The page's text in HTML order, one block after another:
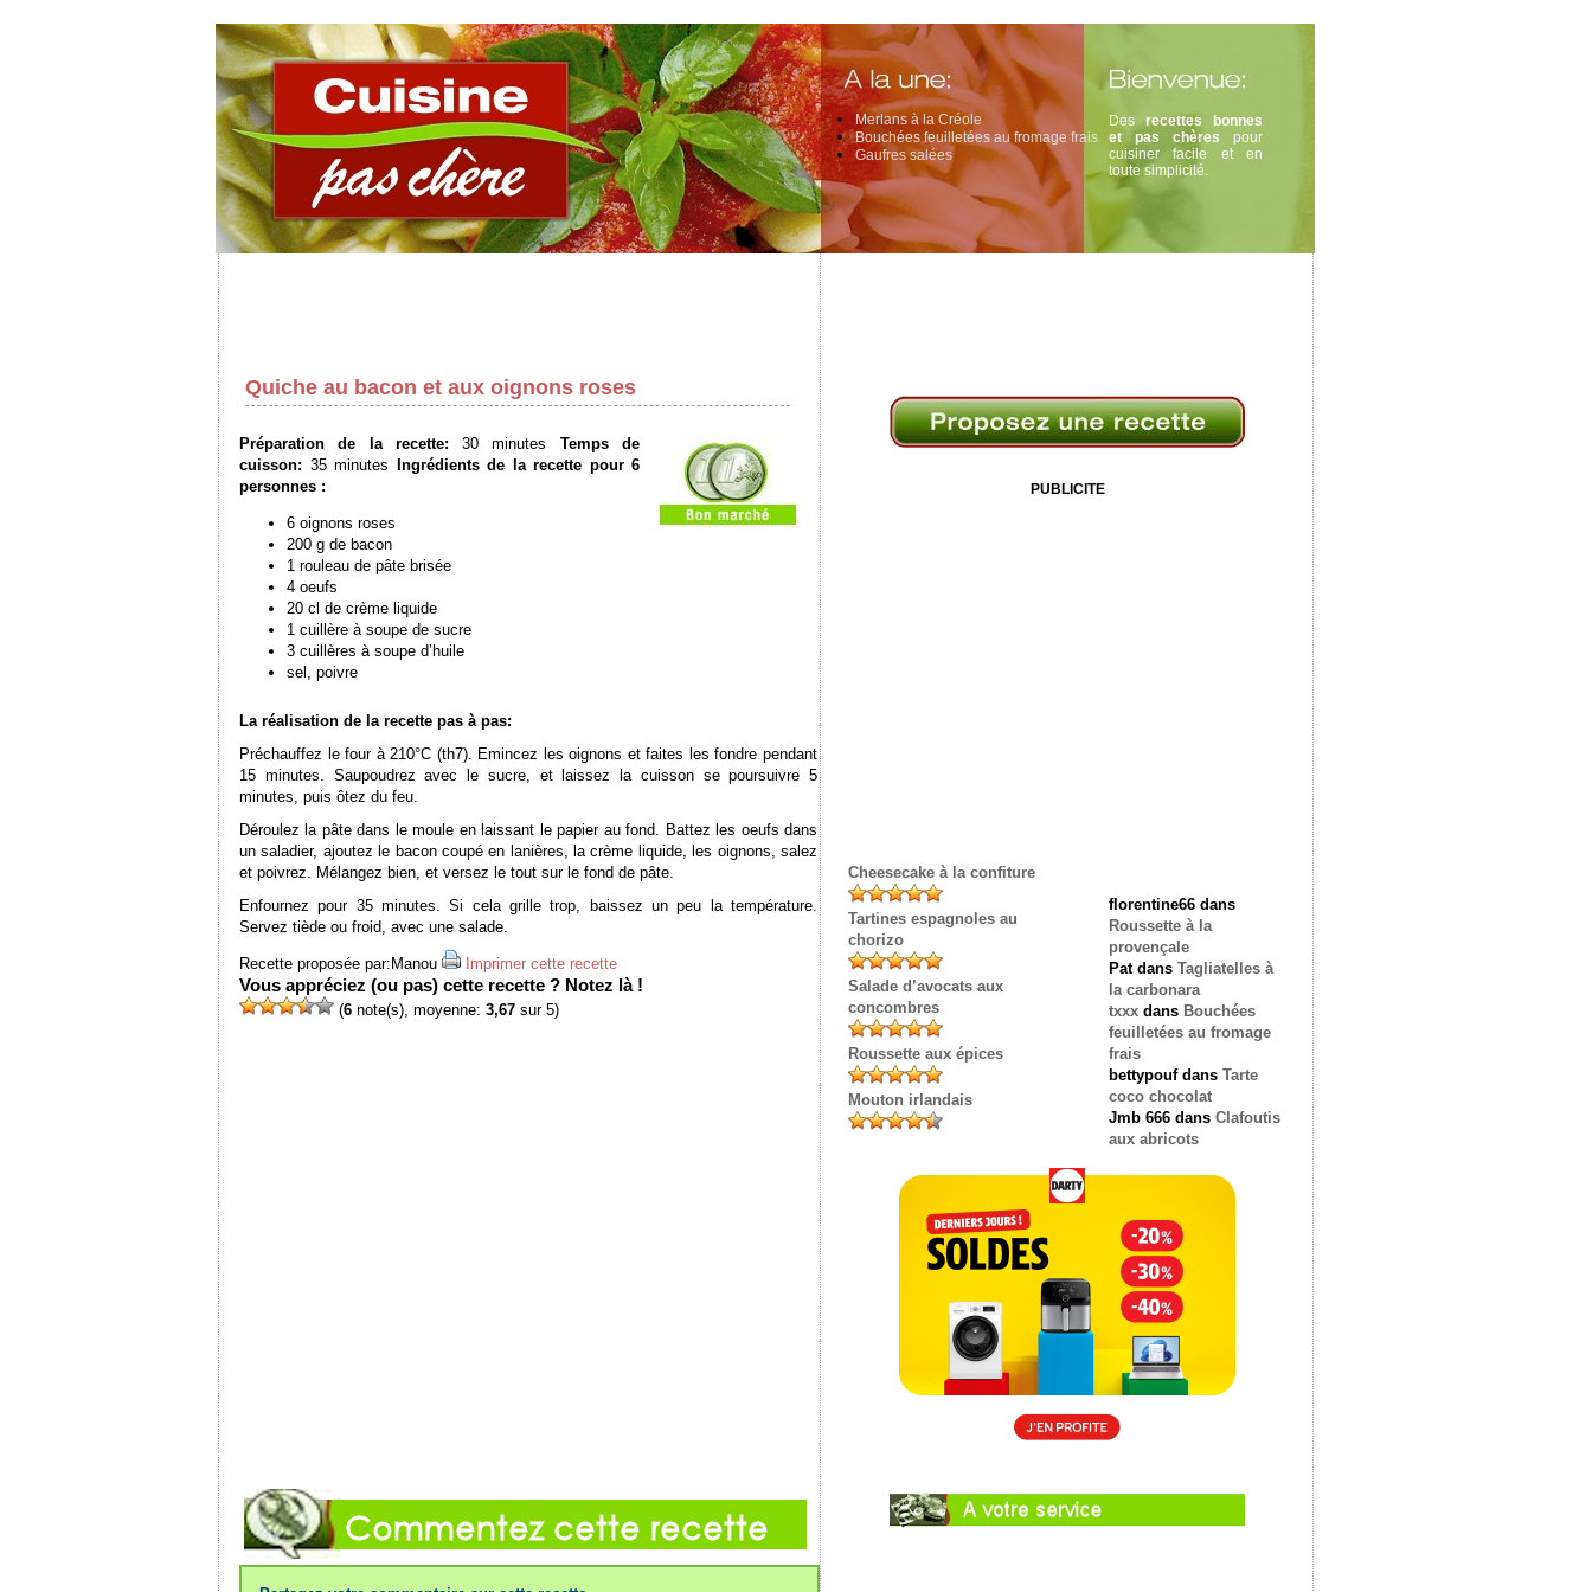
Des recettes bonnes
et pas chères pour
cuisiner facile et en
toute simplicité.
Merlans à la Créole
Bouchées feuilletées au fromage frais
Gaufres salées
Quiche au bacon et aux oignons roses
Préparation de la recette: 30 minutes
Temps de
cuisson: 35 minutes Ingrédients de la recette pour 6
personnes :
6 oignons roses
200 g de bacon
1 rouleau de pâte brisée
4 oeufs
20 cl de crème liquide
1 cuillère à soupe de sucre
3 cuillères à soupe d’huile
sel, poivre
La réalisation de la recette pas à pas:
Préchauffez le four à 210°C (th7). Emincez les oignons et faites les fondre pendant
15 minutes. Saupoudrez avec le sucre, et laissez la cuisson se poursuivre 5
minutes, puis ôtez du feu.
Déroulez la pâte dans le moule en laissant le papier au fond. Battez les oeufs dans
un saladier, ajoutez le bacon coupé en lanières, la crème liquide, les oignons, salez
et poivrez. Mélangez bien, et versez le tout sur le fond de pâte.
Enfournez pour 35 minutes. Si cela grille trop, baissez un peu la température.
Servez tiède ou froid, avec une salade.
Recette proposée par: Manou Imprimer cette recette
Vous appréciez (ou pas) cette recette ? Notez là !
(6 note(s), moyenne: 3,67 sur 5)
PUBLICITE
Cheesecake à la confiture
Tartines espagnoles au
chorizo
Salade d’avocats aux
concombres
Roussette aux épices
Mouton irlandais
florentine66 dans
Roussette à la
provençale
Patdans Tagliatelles à
la carbonara
txxx dans Bouchées
feuilletées au fromage
frais
bettypoufdans Tarte
coco chocolat
Jmb 666 dans Clafoutis
aux abricots